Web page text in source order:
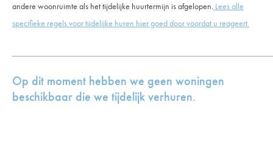
andere woonruimte als het tijdelijke huurtermijn is afgelopen. Lees alle
specifieke regels voor tijdelijke huren hier goed door voordat u reageert.
Op dit moment hebben we geen woningen
beschikbaar die we tijdelijk verhuren.